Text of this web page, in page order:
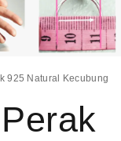
925 Natural Kecubung